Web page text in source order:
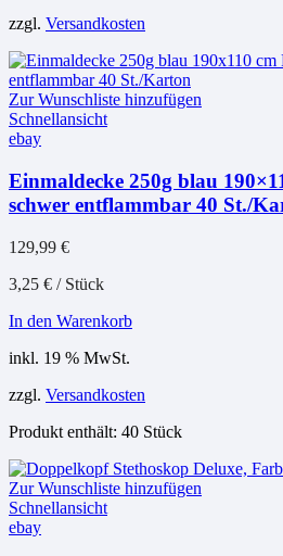
zzgl. Versandkosten
Zur Wunschliste hinzufügen
Schnellansicht
ebay
Einmaldecke 250g blau
schwer entflammbar 40 St./
129,99 €
3,25 € / Stück
In den Warenkorb
inkl. 19 % MwSt.
zzgl. Versandkosten
Produkt enthält: 40 Stück
Zur Wunschliste hinzufügen
Schnellansicht
ebay